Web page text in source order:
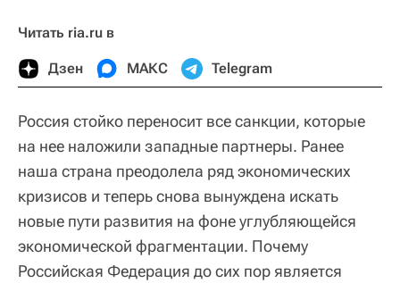
Читать ria.ru в
Дзен МАКС Telegram
Россия стойко переносит все санкции, которые
на нее наложили западные партнеры. Ранее
наша страна преодолела ряд экономических
кризисов и теперь снова вынуждена искать
новые пути развития на фоне углубляющейся
экономической фрагментации. Почему
Российская Федерация до сих пор является